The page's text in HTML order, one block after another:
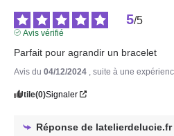
5/5
Avis vérifié
Parfait pour agrandir un bracelet
Avis du04/12/2024 , suite à une
Utile(0)Signaler
Réponse de latelierdelucie.fr